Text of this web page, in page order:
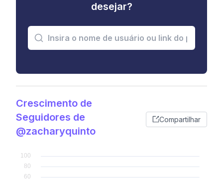
desejar?
Crescimento de
Seguidores de
@zacharyquinto
Compartilhar